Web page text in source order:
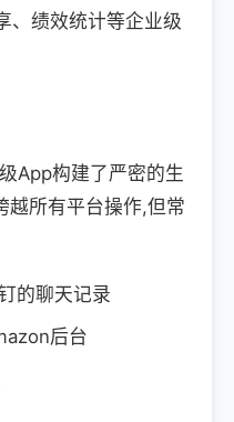
、绩效统计等企业级
App构建了严密的生
越所有平台操作,但常
的聊天记录
后台